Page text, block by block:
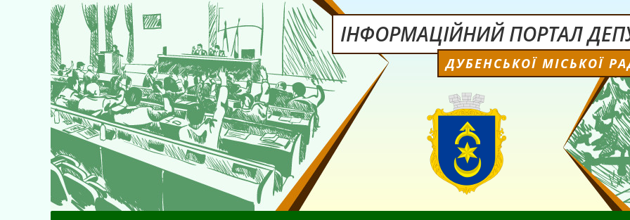
ІНФОРМАЦІЙНИЙ ПОРТАЛ
ДУБЕНСЬКОЇ МІСЬКОЇ